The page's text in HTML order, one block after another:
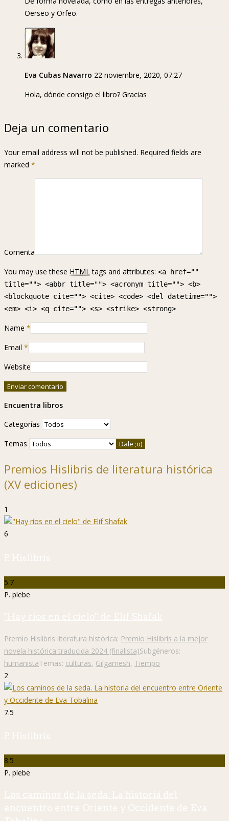
Oerseo y Orfeo.
Eva Cubas Navarro 22 noviembre, 2020, 07:27
Hola, dónde consigo el libro? Gracias
Deja un comentario
Your email address will not be published. Required fields are
marked *
Comenta
You may use these HTMLtags and attributes: <a href=""
title=""> <abbr title=""> <acronym title=""> <b>
<blockquote cite=""> <cite> <code> <del datetime="">
<em> <i> <q cite=""> <s> <strike> <strong>
Name *
Email *
Website
Encuentra libros
Categorías
Temas
Premios Hislibris de literatura histórica
(XV ediciones)
1
6
P. Hislibris
5.7
P. plebe
"Hay ríos en el cielo" de Elif Shafak
Premio Hislibris literatura histórica: Premio Hislibris a la mejor
novela histórica traducida 2024 (finalista)Subgéneros:
humanistaTemas: culturas, Gilgamesh, Tiempo
2
7.5
P. Hislibris
8.5
P. plebe
Los caminos de la seda. La historia del
encuentro entre Oriente y Occidente de Eva